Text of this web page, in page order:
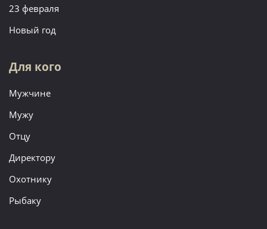
23 февраля
Новый год
Для кого
Мужчине
Мужу
Отцу
Директору
Охотнику
Рыбаку